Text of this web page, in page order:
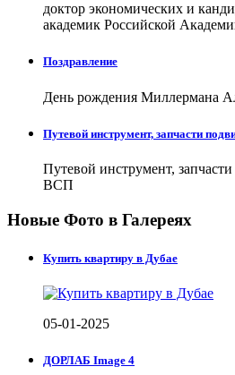
доктор экономических и
академик Российской
Поздравление
День рождения Миллермана
Путевой инструмент, запчасти
Путевой инструмент,
ВСП
Новые Фото в Галереях
Купить квартиру в Дубае
05-01-2025
ДОРЛАБ Image 4